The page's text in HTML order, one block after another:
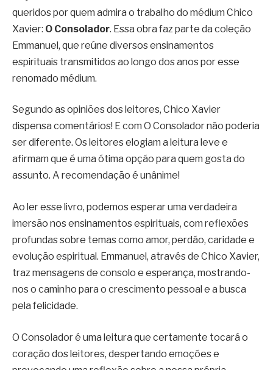
queridos por quem admira o trabalho do médium Chico
Xavier: O Consolador. Essa obra faz parte da coleção
Emmanuel, que reúne diversos ensinamentos
espirituais transmitidos ao longo dos anos por esse
renomado médium.
Segundo as opiniões dos leitores, Chico Xavier
dispensa comentários! E com O Consolador não poderia
ser diferente. Os leitores elogiam a leitura leve e
afirmam que é uma ótima opção para quem gosta do
assunto. A recomendação é unânime!
Ao ler esse livro, podemos esperar uma verdadeira
imersão nos ensinamentos espirituais, com reflexões
profundas sobre temas como amor, perdão, caridade e
evolução espiritual. Emmanuel, através de Chico Xavier,
traz mensagens de consolo e esperança, mostrando-
nos o caminho para o crescimento pessoal e a busca
pela felicidade.
O Consolador é uma leitura que certamente tocará o
coração dos leitores, despertando emoções e